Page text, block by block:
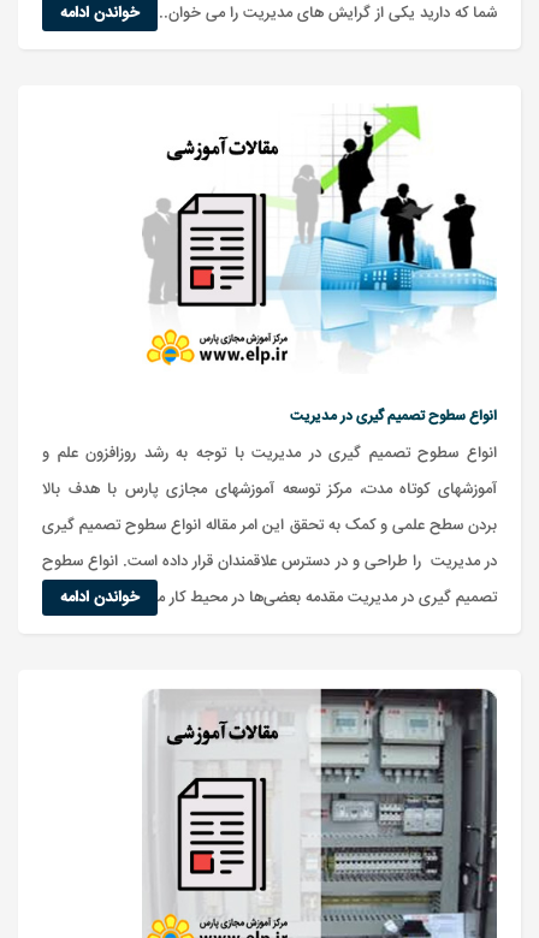
شما که دارید یکی از گرایش های مدیریت را می خوان...
خواندن ادامه
انواع سطوح تصمیم گیری در مدیریت
انواع سطوح تصمیم گیری در مدیریت با توجه به رشد روزافزون علم و
آموزشهای کوتاه مدت، مرکز توسعه آموزشهای مجازی پارس با هدف بالا
بردن سطح علمی و کمک به تحقق این امر مقاله انواع سطوح تصمیم گیری
در مدیریت را طراحی و در دسترس علاقمندان قرار داده است. انواع سطوح
تصمیم گیری در مدیریت مقدمه بعضی‌ها در محیط کار مدیر هستند
خواندن ادامه